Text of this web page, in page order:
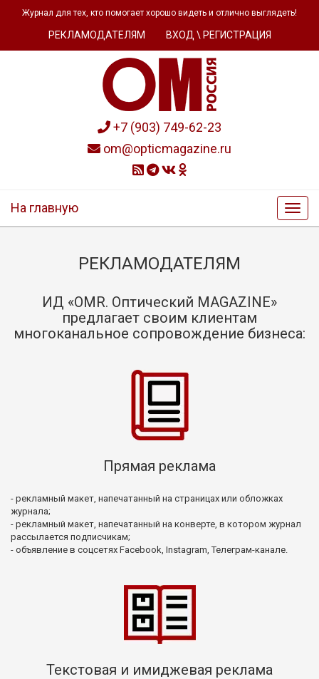
Журнал для тех, кто помогает хорошо видеть и отлично выглядеть!
РЕКЛАМОДАТЕЛЯМ ВХОД \ РЕГИСТРАЦИЯ
+7 (903) 749-62-23
om@opticmagazine.ru
На главную
РЕКЛАМОДАТЕЛЯМ
ИД «OMR. Оптический MAGAZINE»
предлагает своим клиентам
многоканальное сопровождение бизнеса:
Прямая реклама
- рекламный макет, напечатанный на страницах или обложках
журнала;
- рекламный макет, напечатанный на конверте, в котором журнал
рассылается подписчикам;
- объявление в соцсетях Facebook, Instagram, Телеграм-канале.
Текстовая и имиджевая реклама